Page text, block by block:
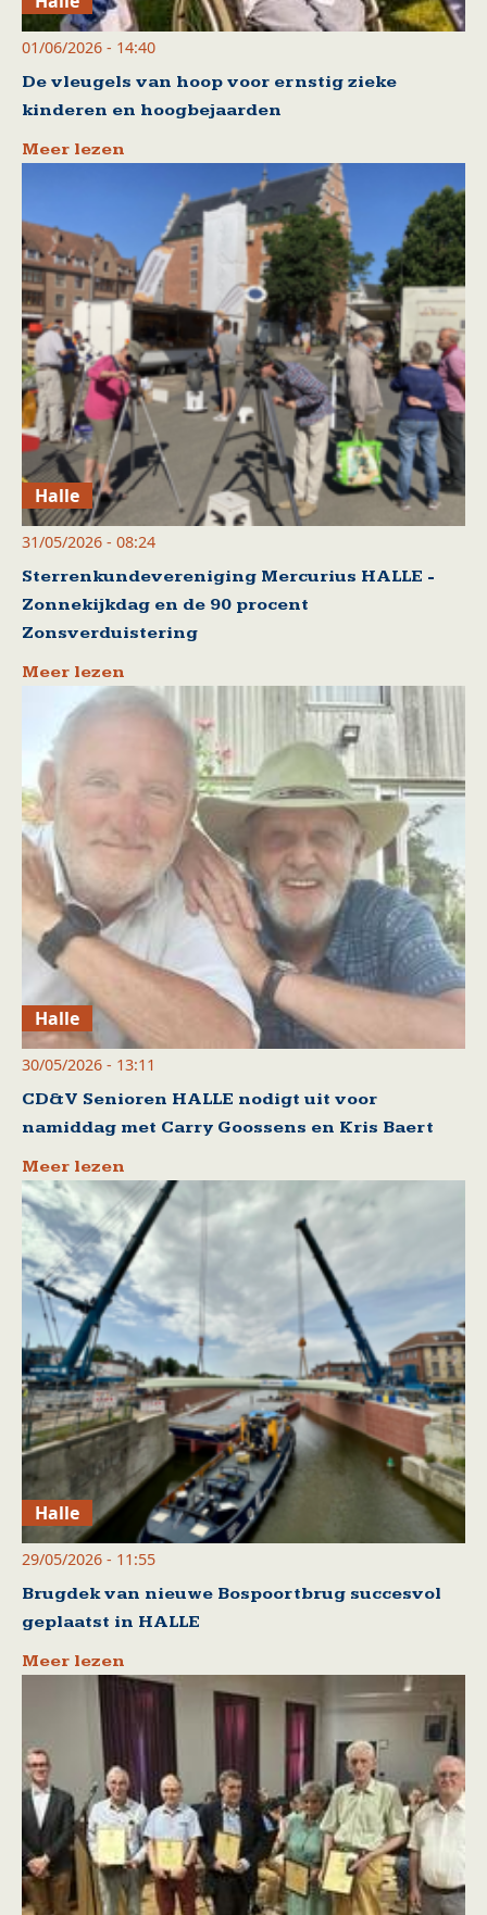
01/06/2026 - 14:40
De vleugels van hoop voor ernstig zieke
kinderen en hoogbejaarden
Meer lezen
Halle
31/05/2026 - 08:24
Sterrenkundevereniging Mercurius HALLE -
Zonnekijkdag en de 90 procent
Zonsverduistering
Meer lezen
Halle
30/05/2026 - 13:11
CD&V Senioren HALLE nodigt uit voor
namiddag met Carry Goossens en Kris Baert
Meer lezen
Halle
29/05/2026 - 11:55
Brugdek van nieuwe Bospoortbrug succesvol
geplaatst in HALLE
Meer lezen